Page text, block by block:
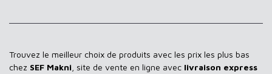
Trouvez le meilleur choix de produits avec les prix les plus bas
chez SEF Makni , site de vente en ligne avec livraison express